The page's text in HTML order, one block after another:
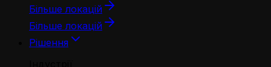
Більше локацій
Більше локацій
Рішення